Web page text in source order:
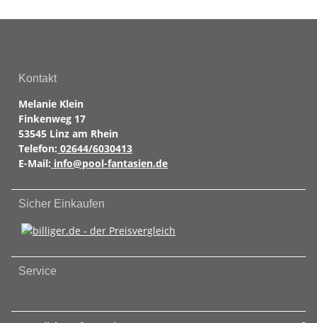
Kontakt
Melanie Klein
Finkenweg 17
53545 Linz am Rhein
Telefon: 02644/6030413
E-Mail: info@pool-fantasien.de
Sicher Einkaufen
Service